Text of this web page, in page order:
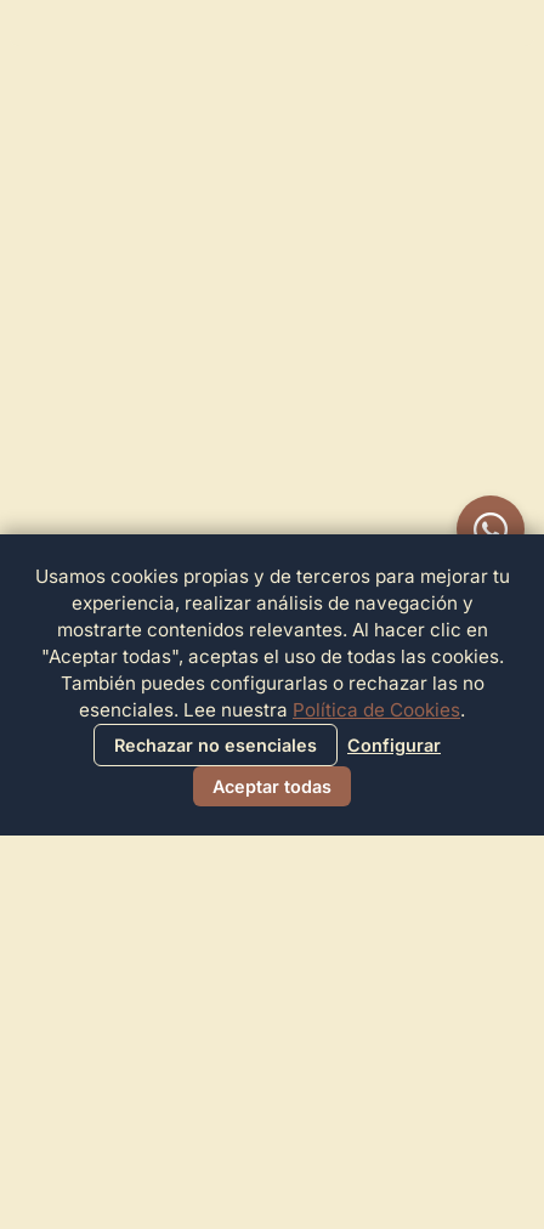
Usamos cookies propias y de terceros para mejorar tu
experiencia, realizar análisis de navegación y
mostrarte contenidos relevantes. Al hacer clic en
"Aceptar todas", aceptas el uso de todas las cookies.
También puedes configurarlas o rechazar las no
esenciales. Lee nuestra Política de Cookies.
Rechazar no esenciales
Configurar
Aceptar todas